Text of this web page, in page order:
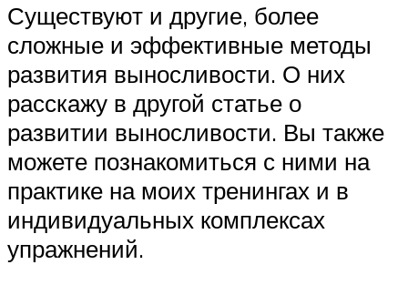
Существуют и другие, более
сложные и эффективные методы
развития выносливости. О них
расскажу в другой статье о
развитии выносливости. Вы также
можете познакомиться с ними на
практике на моих тренингах и в
индивидуальных комплексах
упражнений.